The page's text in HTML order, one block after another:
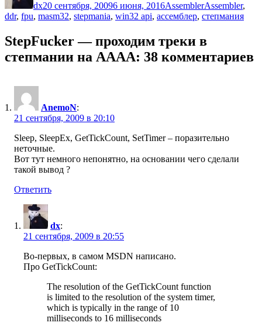
dx20 сентября, 20096 июня, 2016AssemblerAssembler,
ddr, fpu, masm32, stepmania, win32 api, ассемблер, степмания
StepFucker — проходим треки в
степмании на АААА: 38 комментариев
AnemoN:
21 сентября, 2009 в 20:10
Sleep, SleepEx, GetTickCount, SetTimer – поразительно
неточные.
Вот тут немного непонятно, на основании чего сделали
такой вывод ?
Ответить
dx:
21 сентября, 2009 в 20:55
Во-первых, в самом MSDN написано.
Про GetTickCount:
The resolution of the GetTickCount function
is limited to the resolution of the system timer,
which is typically in the range of 10
milliseconds to 16 milliseconds